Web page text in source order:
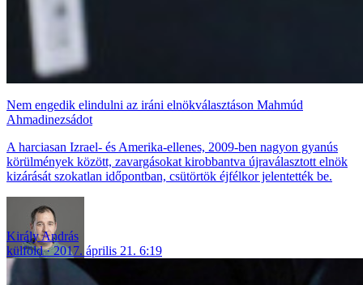
Nem engedik elindulni az iráni elnökválasztáson Mahmúd
Ahmadinezsádot
A harciasan Izrael- és Amerika-ellenes, 2009-ben nagyon gyanús
körülmények között, zavargásokat kirobbantva újraválasztott elnök
kizárását szokatlan időpontban, csütörtök éjfélkor jelentették be.
Király András
külföld
2017. április 21. 6:19